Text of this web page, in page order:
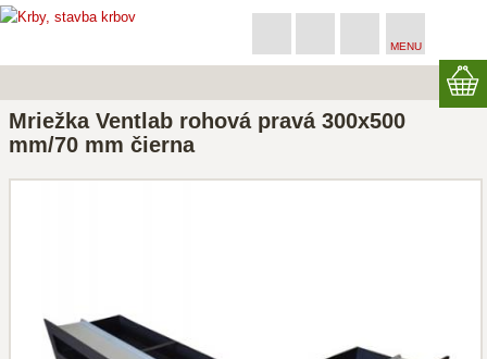
MENU
Mriežka Ventlab rohová pravá 300x500
mm/70 mm čierna